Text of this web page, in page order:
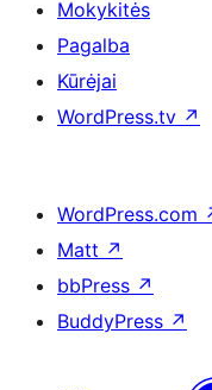
Mokykitės
Pagalba
Kūrėjai
WordPress.tv ↗
WordPress.com
Matt ↗
bbPress ↗
BuddyPress ↗